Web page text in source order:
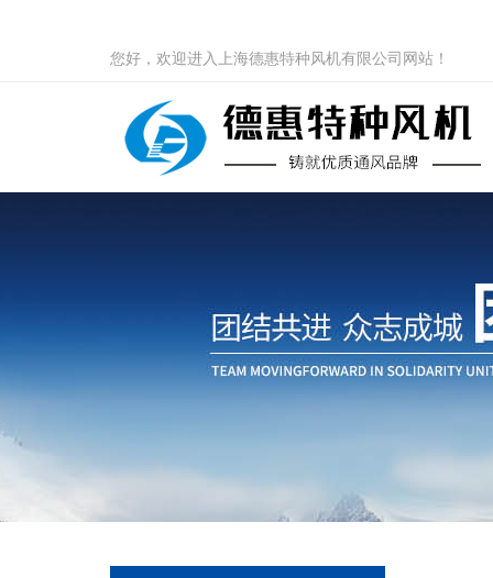
您好，欢迎进入上海德惠特种风机有限公司网站！